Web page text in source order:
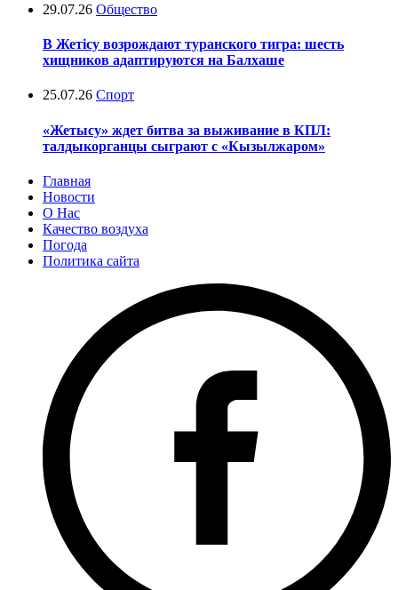
29.07.26 Общество
В Жетісу возрождают туранского тигра: шесть
хищников адаптируются на Балхаше
25.07.26 Спорт
«Жетысу» ждет битва за выживание в КПЛ:
талдыкорганцы сыграют с «Кызылжаром»
Главная
Новости
О Нас
Качество воздуха
Погода
Политика сайта